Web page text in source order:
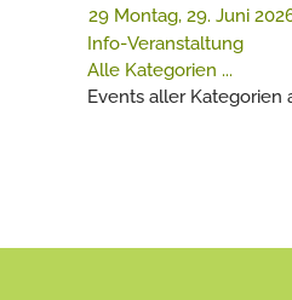
29 Montag, 29. Juni
Info-Veranstaltung
Alle Kategorien ...
Events aller Kategorien